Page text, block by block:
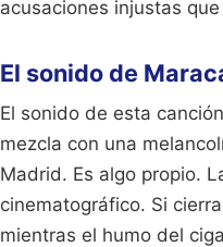
acusaciones injustas
El sonido de
El sonido de esta
mezcla con una
Madrid. Es algo propio.
cinematográfico. Si
mientras el humo del